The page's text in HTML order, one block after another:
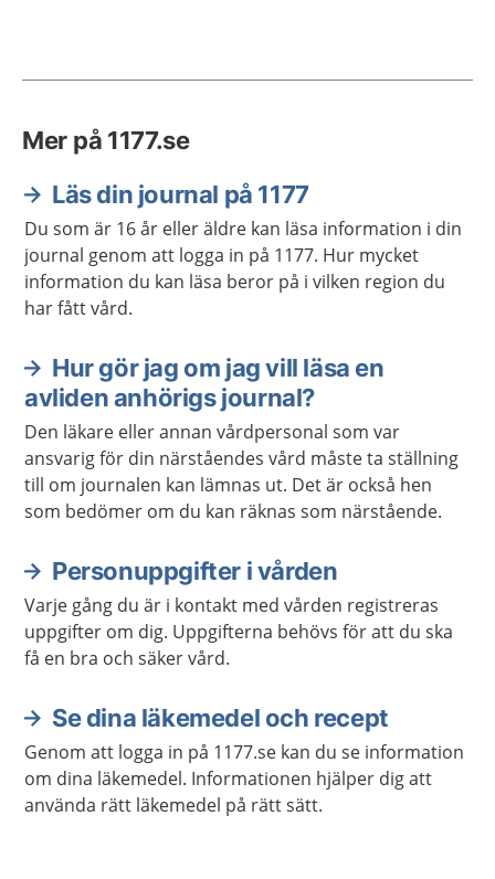
Mer på 1177.se
Läs din journal på 1177
Du som är 16 år eller äldre kan läsa information i din
journal genom att logga in på 1177. Hur mycket
information du kan läsa beror på i vilken region du
har fått vård.
Hur gör jag om jag vill läsa en
avliden anhörigs journal?
Den läkare eller annan vårdpersonal som var
ansvarig för din närståendes vård måste ta ställning
till om journalen kan lämnas ut. Det är också hen
som bedömer om du kan räknas som närstående.
Personuppgifter i vården
Varje gång du är i kontakt med vården registreras
uppgifter om dig. Uppgifterna behövs för att du ska
få en bra och säker vård.
Se dina läkemedel och recept
Genom att logga in på 1177.se kan du se information
om dina läkemedel. Informationen hjälper dig att
använda rätt läkemedel på rätt sätt.